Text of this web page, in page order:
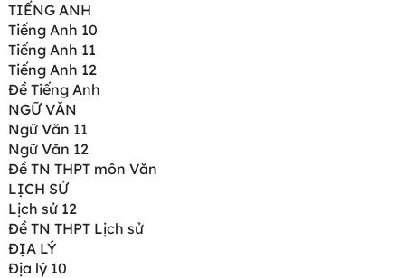
TIẾNG ANH
Tiếng Anh 10
Tiếng Anh 11
Tiếng Anh 12
Đề Tiếng Anh
NGỮ VĂN
Ngữ Văn 11
Ngữ Văn 12
Đề TN THPT môn Văn
LỊCH SỬ
Lịch sử 12
Đề TN THPT Lịch sử
ĐỊA LÝ
Địa lý 10